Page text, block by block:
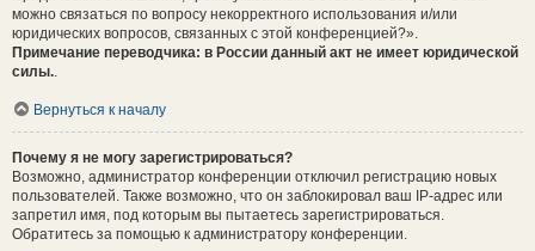
можно связаться по вопросу некорректного использования и/или
юридических вопросов, связанных с этой конференцией?».
Примечание переводчика: в России данный акт не имеет юридической
силы..
Вернуться к началу
Почему я не могу зарегистрироваться?
Возможно, администратор конференции отключил регистрацию новых
пользователей. Также возможно, что он заблокировал ваш IP-адрес или
запретил имя, под которым вы пытаетесь зарегистрироваться.
Обратитесь за помощью к администратору конференции.